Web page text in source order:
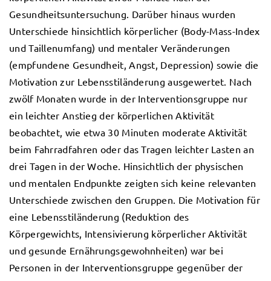
Gesundheitsuntersuchung. Darüber hinaus wurden
Unterschiede hinsichtlich körperlicher (Body-Mass-Index
und Taillenumfang) und mentaler Veränderungen
(empfundene Gesundheit, Angst, Depression) sowie die
Motivation zur Lebensstiländerung ausgewertet. Nach
zwölf Monaten wurde in der Interventionsgruppe nur
ein leichter Anstieg der körperlichen Aktivität
beobachtet, wie etwa 30 Minuten moderate Aktivität
beim Fahrradfahren oder das Tragen leichter Lasten an
drei Tagen in der Woche. Hinsichtlich der physischen
und mentalen Endpunkte zeigten sich keine relevanten
Unterschiede zwischen den Gruppen. Die Motivation für
eine Lebensstiländerung (Reduktion des
Körpergewichts, Intensivierung körperlicher Aktivität
und gesunde Ernährungsgewohnheiten) war bei
Personen in der Interventionsgruppe gegenüber der